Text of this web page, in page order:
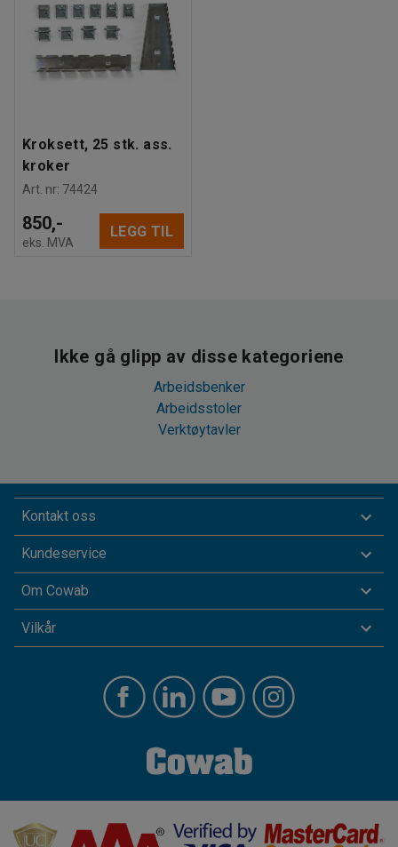
Kroksett, 25 stk. ass.
kroker
Art. nr: 74424
850,-
eks. MVA
LEGG TIL
Ikke gå glipp av disse kategoriene
Arbeidsbenker
Arbeidsstoler
Verktøytavler
Kontakt oss
Kundeservice
Om Cowab
Vilkår